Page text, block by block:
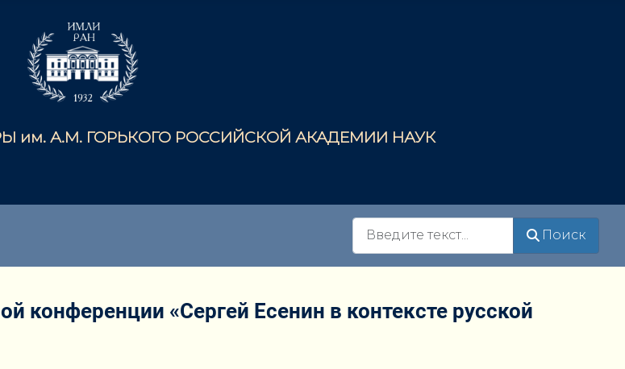
им. А.М. ГОРЬКОГО РОССИЙСКОЙ АКАДЕМИИ НАУК
Поиск
конференции «Сергей Есенин в контексте русской